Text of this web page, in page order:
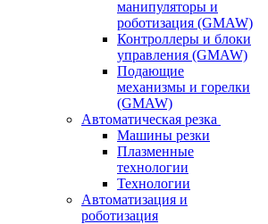
манипуляторы и
роботизация (GMAW)
Контроллеры и блоки
управления (GMAW)
Подающие
механизмы и горелки
(GMAW)
Автоматическая резка
Машины резки
Плазменные
технологии
Технологии
Автоматизация и
роботизация